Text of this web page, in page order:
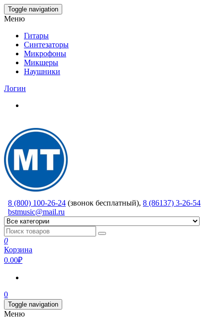
Skip
to
content
Toggle navigation
Меню
Гитары
Синтезаторы
Микрофоны
Микшеры
Наушники
Логин
8 (800) 100-26-24 (звонок бесплатный), 8 (86137) 3-26-54
bstmusic@mail.ru
0
Корзина
0.00₽
0
Toggle navigation
Меню